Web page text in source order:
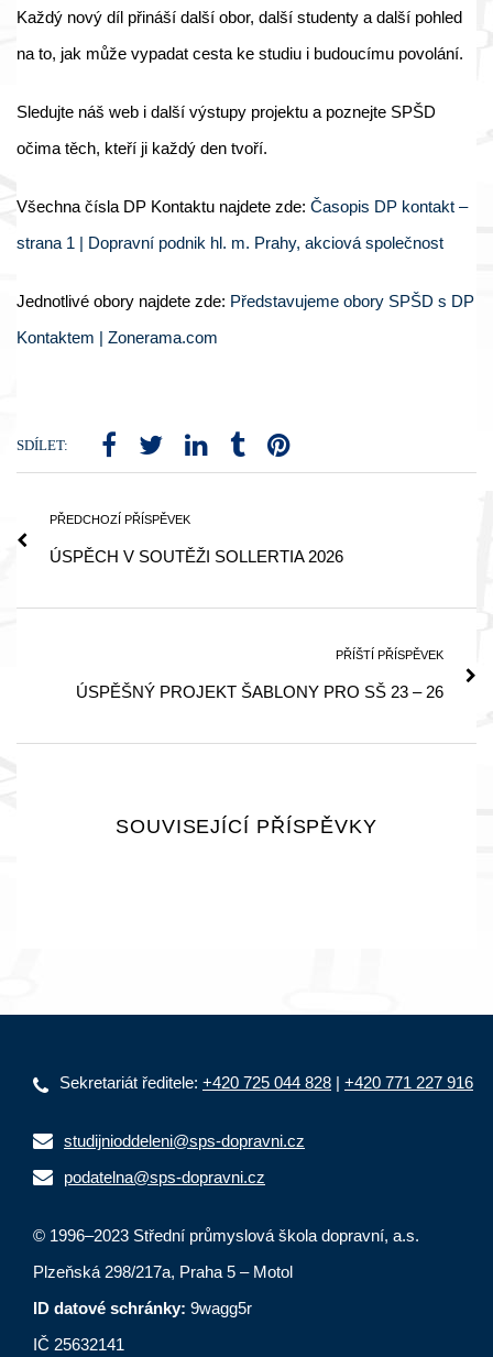
Každý nový díl přináší další obor, další studenty a další pohled
na to, jak může vypadat cesta ke studiu i budoucímu povolání.
Sledujte náš web i další výstupy projektu a poznejte SPŠD
očima těch, kteří ji každý den tvoří.
Všechna čísla DP Kontaktu najdete zde: Časopis DP kontakt –
strana 1 | Dopravní podnik hl. m. Prahy, akciová společnost
Jednotlivé obory najdete zde: Představujeme obory SPŠD s DP
Kontaktem | Zonerama.com
SDÍLET:
PŘEDCHOZÍ PŘÍSPĚVEK
ÚSPĚCH V SOUTĚŽI SOLLERTIA 2026
PŘÍŠTÍ PŘÍSPĚVEK
ÚSPĚŠNÝ PROJEKT ŠABLONY PRO SŠ 23 – 26
SOUVISEJÍCÍ PŘÍSPĚVKY
Sekretariát ředitele: +420 725 044 828 | +420 771 227 916
studijnioddeleni@sps-dopravni.cz
podatelna@sps-dopravni.cz
© 1996–2023 Střední průmyslová škola dopravní, a.s.
Plzeňská 298/217a, Praha 5 – Motol
ID datové schránky: 9wagg5r
IČ 25632141